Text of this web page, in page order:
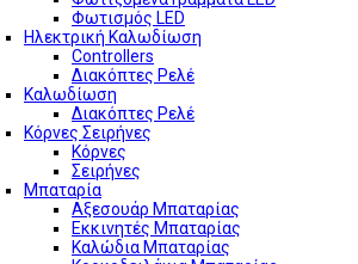
Φωτισμός LED
Ηλεκτρική Καλωδίωση
Controllers
Διακόπτες Ρελέ
Καλωδίωση
Διακόπτες Ρελέ
Κόρνες Σειρήνες
Κόρνες
Σειρήνες
Μπαταρία
Αξεσουάρ Μπαταρίας
Εκκινητές Μπαταρίας
Καλώδια Μπαταρίας